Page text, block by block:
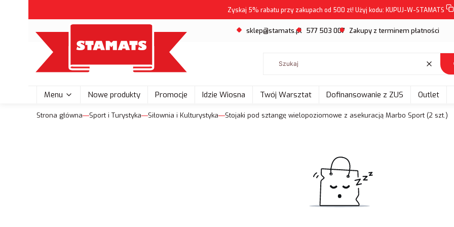
Zyskaj 5% rabatu przy zakupach od 500 zł! Użyj kodu: KUPUJ-W-STAMATS
sklep@stamats.pl 577 503 007 Zakupy z terminem płatności
Wyczyść
Menu Nowe produkty Promocje Idzie Wiosna Twój Warsztat Dofinansowanie z ZUS Outlet
Strona główna Sport i Turystyka Siłownia i Kulturystyka Stojaki pod sztangę wielopoziomowe z asekuracją Marbo Sport (2 szt.)